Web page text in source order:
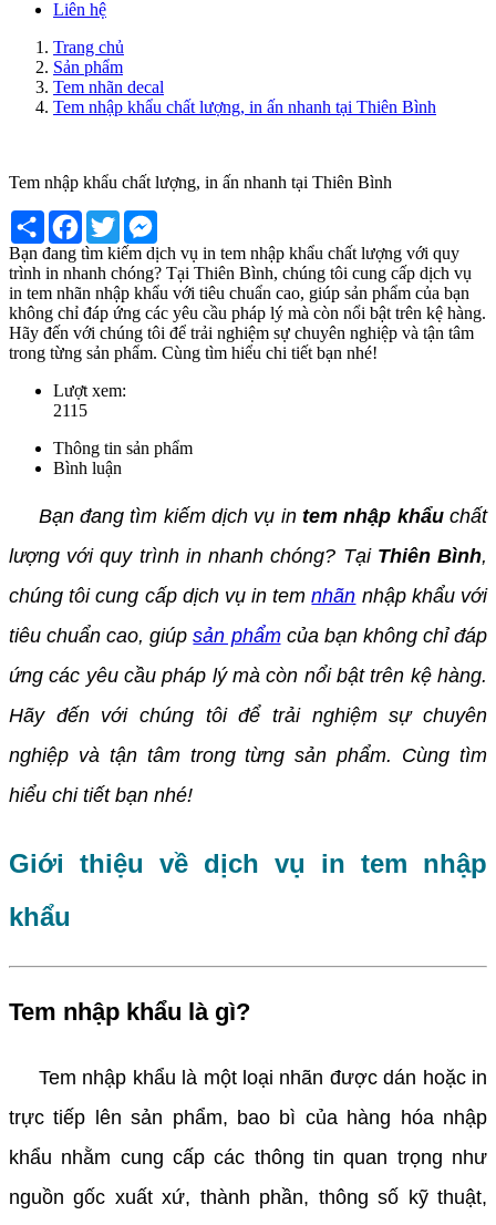
Liên hệ
Trang chủ
Sản phẩm
Tem nhãn decal
Tem nhập khẩu chất lượng, in ấn nhanh tại Thiên Bình
Tem nhập khẩu chất lượng, in ấn nhanh tại Thiên Bình
Share Facebook
Twitter
Bạn đang tìm kiếm dịch vụ in tem nhập khẩu chất lượng với quy
trình in nhanh chóng? Tại Thiên Bình, chúng tôi cung cấp dịch vụ
in tem nhãn nhập khẩu với tiêu chuẩn cao, giúp sản phẩm của bạn
không chỉ đáp ứng các yêu cầu pháp lý mà còn nổi bật trên kệ hàng.
Hãy đến với chúng tôi để trải nghiệm sự chuyên nghiệp và tận tâm
trong từng sản phẩm. Cùng tìm hiểu chi tiết bạn nhé!
Lượt xem:
2115
Thông tin sản phẩm
Bình luận
Bạn đang tìm kiếm dịch vụ intem nhập khẩuchất
lượng với quy trình in nhanh chóng? Tại Thiên Bình,
chúng tôi cung cấp dịch vụ in temnhãn nhập khẩu với
tiêu chuẩn cao, giúpsản phẩmcủa bạn không chỉ đáp
ứng các yêu cầu pháp lý mà còn nổi bật trên kệ hàng.
Hãy đến với chúng tôi để trải nghiệm sự chuyên
nghiệp và tận tâm trong từng sản phẩm. Cùng tìm
hiểu chi tiết bạn nhé!
Giới thiệu về dịch vụ in tem nhập
khẩu
Tem nhập khẩu là gì?
Tem nhập khẩu là một loại nhãn được dán hoặc in
trực tiếp lên sản phẩm, bao bì của hàng hóa nhập
khẩu nhằm cung cấp các thông tin quan trọng như
nguồn gốc xuất xứ, thành phần, thông số kỹ thuật,